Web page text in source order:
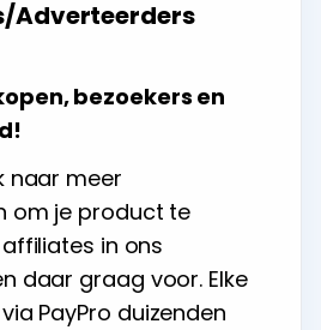
Adverteerders
bezoekers en
naar meer
om je product te
in ons
daar graag voor. Elke
PayPro duizenden